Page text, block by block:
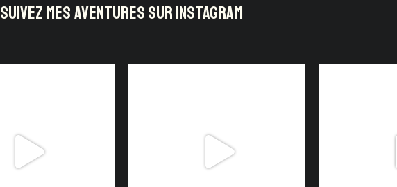
SUIVEZ MES AVENTURES SUR INSTAGRAM